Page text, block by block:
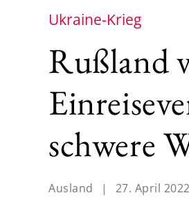
Ukraine-Krieg
Rußland
schwere
Ausland | 27. April 2022